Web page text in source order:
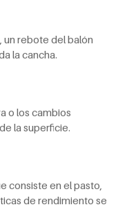
un rebote del balón
la cancha.
o los cambios
la superficie.
consiste en el pasto,
de rendimiento se